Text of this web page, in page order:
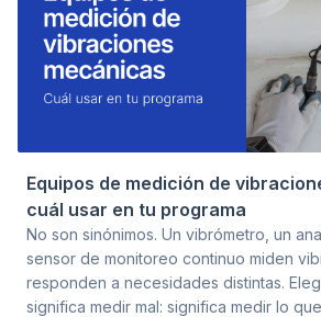
Equipos de medición de
cuál usar en tu programa
No son sinónimos. Un vibrómetro, un
sensor de monitoreo continuo miden
responden a necesidades distintas.
significa medir mal: significa medir lo